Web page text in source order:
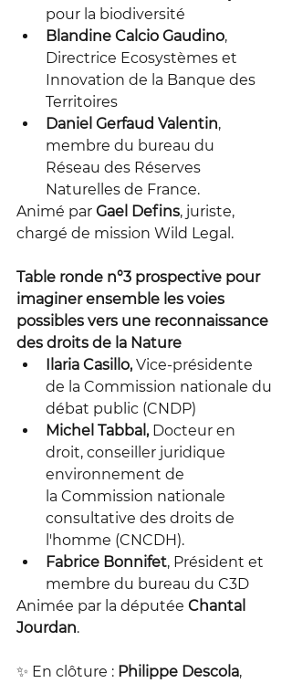
pour la biodiversité
Blandine Calcio Gaudino,
Directrice Ecosystèmes et
Innovation de la Banque des
Territoires
Daniel Gerfaud Valentin,
membre du bureau du
Réseau des Réserves
Naturelles de France.
Animé par Gael Defins, juriste,
chargé de mission Wild Legal.
Table ronde n°3 prospective pour
imaginer ensemble les voies
possibles vers une reconnaissance
des droits de la Nature
Ilaria Casillo, Vice-présidente
de la Commission nationale du
débat public (CNDP)
Michel Tabbal, Docteur en
droit, conseiller juridique
environnement de
la Commission nationale
consultative des droits de
l'homme (CNCDH).
Fabrice Bonnifet, Président et
membre du bureau du C3D
Animée par la députée Chantal
Jourdan.
✨ En clôture : Philippe Descola,